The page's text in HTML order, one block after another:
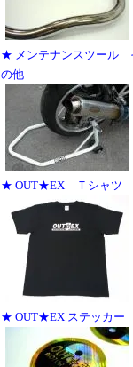
★ メンテナンスツール
の他
★ OUT★EX Ｔシャツ
★ OUT★EX ステッカー